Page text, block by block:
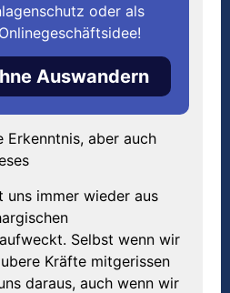
oder als
Auswandern
Erkenntnis, aber auch
uns immer wieder aus
Selbst wenn wir
Kräfte mitgerissen
daraus, auch wenn wir